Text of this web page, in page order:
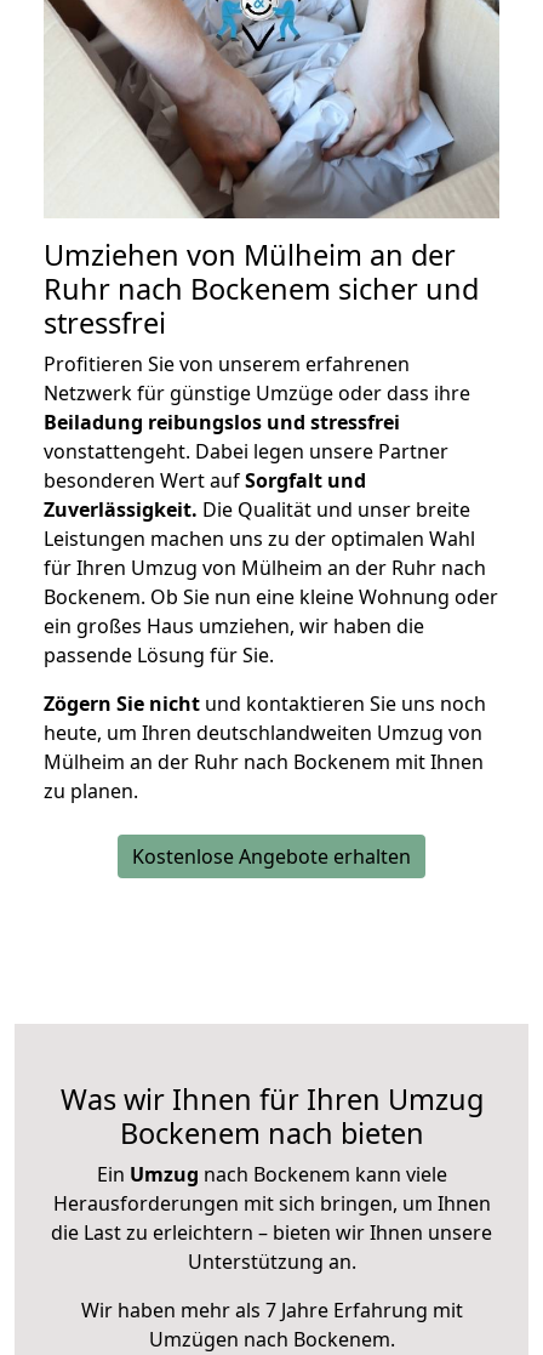
Umziehen von Mülheim an der
Ruhr nach Bockenem sicher und
stressfrei
Profitieren Sie von unserem erfahrenen
Netzwerk für günstige Umzüge oder dass ihre
Beiladung reibungslos und stressfrei
vonstattengeht. Dabei legen unsere Partner
besonderen Wert aufSorgfalt und
Zuverlässigkeit. Die Qualität und unser breite
Leistungen machen uns zu der optimalen Wahl
für Ihren Umzug von Mülheim an der Ruhr nach
Bockenem. Ob Sie nun eine kleine Wohnung oder
ein großes Haus umziehen, wir haben die
passende Lösung für Sie.
Zögern Sie nicht und kontaktieren Sie uns noch
heute, um Ihren deutschlandweiten Umzug von
Mülheim an der Ruhr nach Bockenem mit Ihnen
zu planen.
Kostenlose Angebote erhalten
Was wir Ihnen für Ihren Umzug
Bockenem nach bieten
Ein Umzug nach Bockenem kann viele
Herausforderungen mit sich bringen, um Ihnen
die Last zu erleichtern – bieten wir Ihnen unsere
Unterstützung an.
Wir haben mehr als 7 Jahre Erfahrung mit
Umzügen nach Bockenem.